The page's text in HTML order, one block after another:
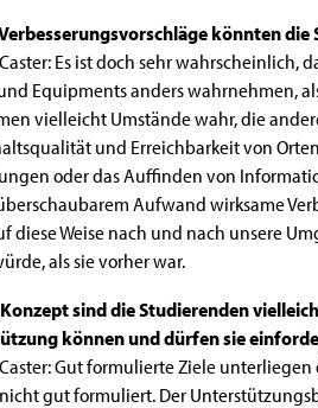
könnten
Es ist doch sehr wahrscheinlich,
Equipments anders wahrnehmen,
vielleicht Umstände wahr, die
und Erreichbarkeit von
oder das Auffinden von
Aufwand wirksame
diese Weise nach und nach unsere
als sie vorher war.
sind die Studierenden
können und dürfen sie
Gut formulierte Ziele
gut formuliert. Der